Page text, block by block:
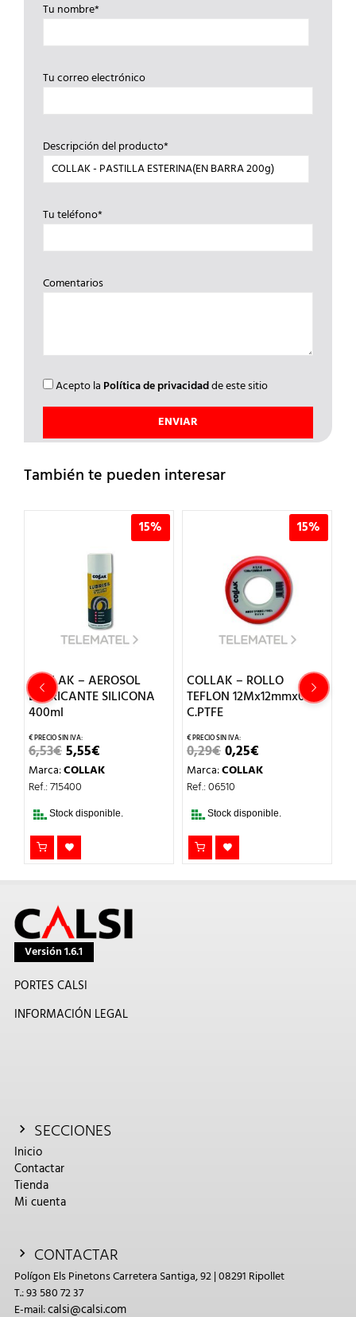
Tu nombre*
Tu correo electrónico
Descripción del producto*
Tu teléfono*
Comentarios
Acepto la Política de privacidadde este sitio
También te pueden interesar
15%
COLLAK – AEROSOL
LUBRICANTE SILICONA
400ml
6,53€EL
PRECIO
ORIGINAL
ERA:
5,55€PRECIO
ACTUAL
Marca:COLLAK
Ref.: 715400
Stock disponible.
15%
COLLAK – ROLLO
TEFLON 12Mx12mmx0.76
C.PTFE
0,29€EL
PRECIO
ORIGINAL
ERA:
0,25€PRECIO
ACTUAL
Marca:COLLAK
Ref.: 06510
Stock disponible.
Versión 1.6.1
PORTES CALSI
INFORMACIÓN LEGAL
SECCIONES
Inicio
Contactar
Tienda
Mi cuenta
CONTACTAR
Polígon Els Pinetons Carretera Santiga, 92 | 08291 Ripollet
T.: 93 580 72 37
E-mail:calsi@calsi.com